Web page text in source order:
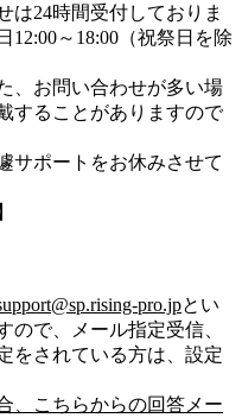
24時間受付しておりま
12:00～18:00（祝祭日を除
、お問い合わせが多い場
することがありますので
サポートをお休みさせて
pro.jpとい
ので、メール指定受信、
をされている方は、設定
、こちらからの回答メー